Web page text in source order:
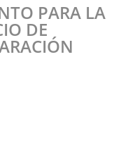
PARA LA
DE